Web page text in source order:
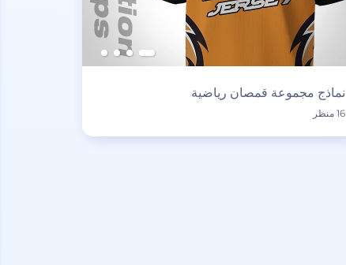
نماذج مجموعة قمصان رياضية
16 منظر